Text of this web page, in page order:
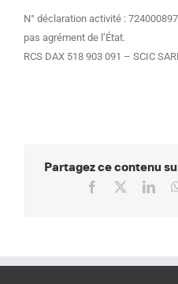
N° déclaration activité :
pas agrément de l’État.
RCS DAX 518 903 091 – SCIC
Partagez ce contenu
Facebook